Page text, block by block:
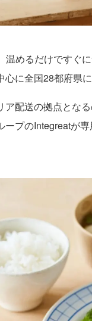
めるだけですぐ
心に全国28都府県
配送の拠点とな
ープのIntegreatが